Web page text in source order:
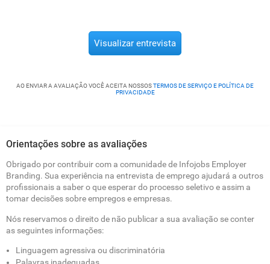
Visualizar entrevista
AO ENVIAR A AVALIAÇÃO VOCÊ ACEITA NOSSOSTERMOS DE SERVIÇO E POLÍTICA DE
PRIVACIDADE
Orientações sobre as avaliações
Obrigado por contribuir com a comunidade de Infojobs Employer
Branding. Sua experiência na entrevista de emprego ajudará a outros
profissionais a saber o que esperar do processo seletivo e assim a
tomar decisões sobre empregos e empresas.
Nós reservamos o direito de não publicar a sua avaliação se conter
as seguintes informações:
Linguagem agressiva ou discriminatória